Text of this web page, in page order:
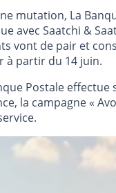
mutation, La
avec Saatchi &
vont de pair et
à partir du 14 juin.
Postale
la campagne «